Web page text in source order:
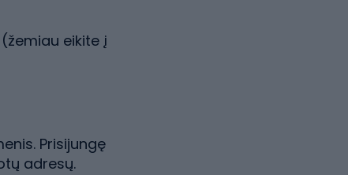
eikite į
Prisijungę
adresų.